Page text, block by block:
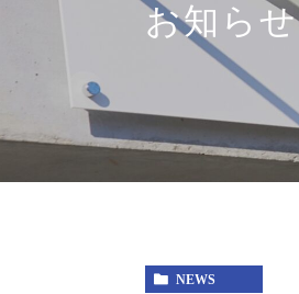
お知らせ
NEWS